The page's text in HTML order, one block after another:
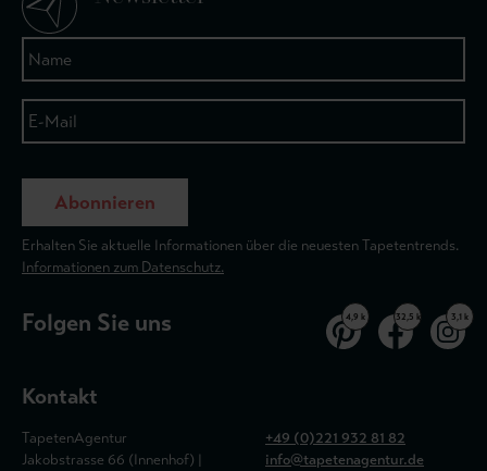
Abonnieren
Erhalten Sie aktuelle Informationen über die neuesten Tapetentrends.
Informationen zum Datenschutz.
Folgen Sie uns 4,9 k 32,5 k 3,1 k
Kontakt
TapetenAgentur
Jakobstrasse 66 (Innenhof) |
+49 (0)221 932 81 82
info@tapetenagentur.de